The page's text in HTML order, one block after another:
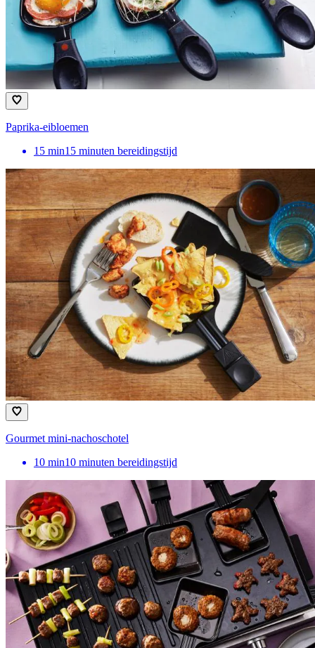
Paprika-eibloemen
15 min15 minuten bereidingstijd
Gourmet mini-nachoschotel
10 min10 minuten bereidingstijd